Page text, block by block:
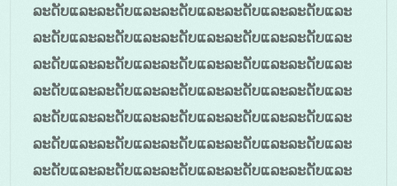
ລະດັບແລະລະດັບແລະລະດັບແລະລະດັບແລະລະດັບແລະ
ລະດັບແລະລະດັບແລະລະດັບແລະລະດັບແລະລະດັບແລະ
ລະດັບແລະລະດັບແລະລະດັບແລະລະດັບແລະລະດັບແລະ
ລະດັບແລະລະດັບແລະລະດັບແລະລະດັບແລະລະດັບແລະ
ລະດັບແລະລະດັບແລະລະດັບແລະລະດັບແລະລະດັບແລະ
ລະດັບແລະລະດັບແລະລະດັບແລະລະດັບແລະລະດັບແລະ
ລະດັບແລະລະດັບແລະລະດັບແລະລະດັບແລະລະດັບແລະ